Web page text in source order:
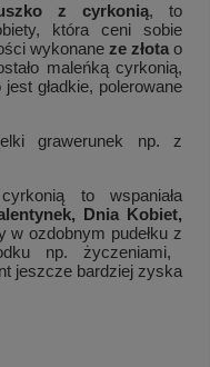
z cyrkonią, to
która ceni sobie
wykonane ze złotao
maleńką cyrkonią,
gładkie, polerowane
grawerunek np. z
to wspaniała
Dnia Kobiet,
w ozdobnym pudełku z
np. życzeniami,
jeszcze bardziej zyska